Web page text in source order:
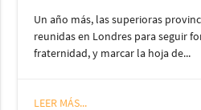
Un año más, las superioras
reunidas en Londres para seguir
fraternidad, y marcar la hoja de...
LEER MÁS...